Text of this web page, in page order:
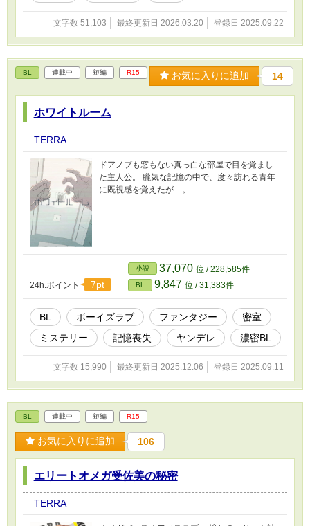
文字数 51,103 最終更新日 2026.03.20 登録日 2025.09.22
BL 連載中 短編 R15 お気に入りに追加 14
ホワイトルーム
TERRA
ドアノブも窓もない真っ白な部屋で目を覚まし
た主人公。 朧気な記憶の中で、度々訪れる青年
に既視感を覚えたが…。
24h.ポイント 7pt
小説 37,070 位 / 228,585件
BL 9,847 位 / 31,383件
BL ボーイズラブ ファンタジー
密室
ミステリー
記憶喪失 ヤンデレ 濃密BL
文字数 15,990 最終更新日 2025.12.06 登録日 2025.09.11
BL 連載中 短編 R15
お気に入りに追加 106
エリートオメガ受佐美の秘密
TERRA